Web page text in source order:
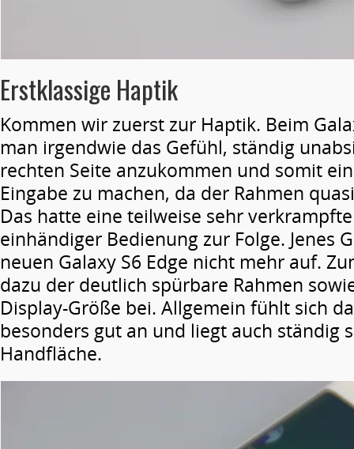
Erstklassige Haptik
Kommen wir zuerst zur Haptik. Beim
man irgendwie das Gefühl, ständig
rechten Seite anzukommen und somit
Eingabe zu machen, da der Rahmen
Das hatte eine teilweise sehr
einhändiger Bedienung zur Folge. Jenes
neuen Galaxy S6 Edge nicht mehr auf.
dazu der deutlich spürbare Rahmen
Display-Größe bei. Allgemein fühlt sich
besonders gut an und liegt auch ständig
Handfläche.